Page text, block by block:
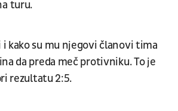
turu.
i kako su mu njegovi članovi tima
da preda meč protivniku. To je
rezultatu 2:5.